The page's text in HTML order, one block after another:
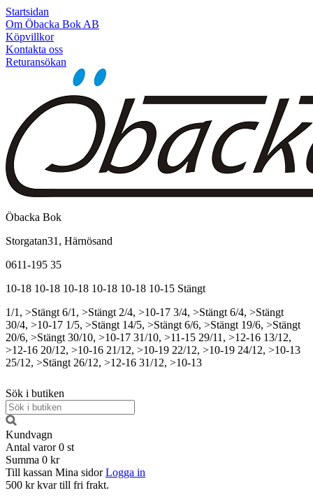
Startsidan
Om Öbacka Bok AB
Köpvillkor
Kontakta oss
Returansökan
Öbacka Bok
Storgatan31, Härnösand
0611-195 35
10-18 10-18 10-18 10-18 10-18 10-15 Stängt
1/1, >Stängt 6/1, >Stängt 2/4, >10-17 3/4, >Stängt 6/4, >Stängt
30/4, >10-17 1/5, >Stängt 14/5, >Stängt 6/6, >Stängt 19/6, >Stängt
20/6, >Stängt 30/10, >10-17 31/10, >11-15 29/11, >12-16 13/12,
>12-16 20/12, >10-16 21/12, >10-19 22/12, >10-19 24/12, >10-13
25/12, >Stängt 26/12, >12-16 31/12, >10-13
Sök i butiken
Kundvagn
Antal varor 0 st
Summa 0 kr
Till kassan Mina sidor Logga in
500 kr kvar till fri frakt.